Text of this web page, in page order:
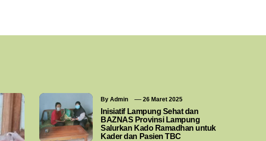
ByAdmin 26 Maret 2025
Inisiatif Lampung Sehat dan
BAZNAS Provinsi Lampung
Salurkan Kado Ramadhan untuk
Kader dan Pasien TBC